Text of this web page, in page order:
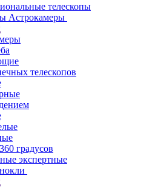
телескопы
Астрокамеры
телескопов
градусов
экспертные